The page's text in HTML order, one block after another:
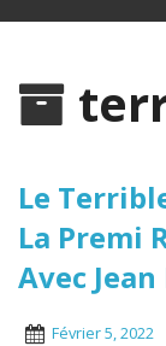
Le
La Premi
Avec
Février 5, 2022